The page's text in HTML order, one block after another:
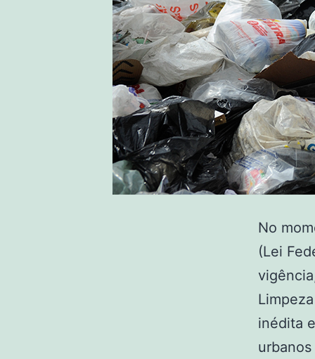
No
(Lei
inédita